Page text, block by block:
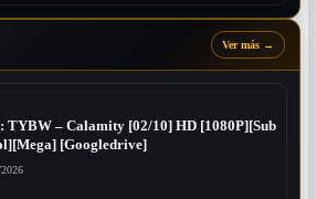
Ver más →
TYBW – Calamity [02/10] HD [1080P][Sub
[Googledrive]